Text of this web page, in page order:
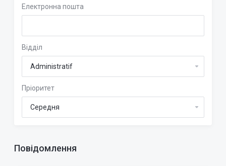
Електронна пошта
Відділ
Пріоритет
Повідомлення